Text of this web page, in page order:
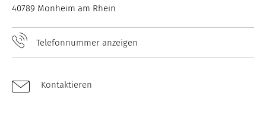
40789 Monheim am Rhein
Telefonnummer anzeigen
Kontaktieren